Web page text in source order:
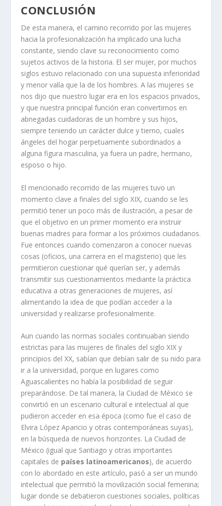
CONCLUSIÓN
De esta manera, el camino recorrido por las mujeres
hacia la profesionalización ha implicado una lucha
constante, siendo clave su reconocimiento como
sujetos activos de la historia. El ser mujer, por muchos
siglos estuvo relacionado con una supuesta inferioridad
y menor valía que la de los hombres. A las mujeres se
nos dijo que nuestro lugar era en los espacios privados,
y que nuestra principal función eran convertirnos en
abnegadas cuidadoras de un hombre y sus hijos,
siempre teniendo un carácter dulce y tierno, cuales
ángeles del hogar perpetuamente subordinados a
alguna figura masculina, ya fuera un padre, hermano,
esposo o hijo.
El mencionado recorrido de las mujeres tuvo un
momento clave a finales del siglo XIX, cuando se les
permitió tener un poco más de ilustración, a pesar de
que el objetivo en un primer momento era instruir
buenas madres para formar a los próximos ciudadanos.
Fue entonces cuando comenzaron a conocer nuevas
cosas (oficios, una carrera en el magisterio) que les
permitieron cuestionar qué querían ser, y además
transmitir sus cuestionamientos mediante la práctica
educativa a otras generaciones de mujeres, así
alimentando la idea de que podían acceder a la
universidad y realizarse profesionalmente.
Aun cuando las normas sociales continuaban siendo
estrictas para las mujeres de finales del siglo XIX y
principios del XX, sabían que debían salir de su nido para
ir a la universidad, porque en lugares como
Aguascalientes no había la posibilidad de seguir
preparándose. De tal manera, la Ciudad de México se
convirtió en un escenario cultural e intelectual al que
pudieron acceder en esa época (como fue el caso de
Elvira López Aparicio y otras contemporáneas suyas),
en la búsqueda de nuevos horizontes. La Ciudad de
México (igual que Santiago y otras importantes
capitales de países latinoamericanos), de acuerdo
con lo abordado en este artículo, pasó a ser un mundo
intelectual que permitió la movilización social femenina;
lugar donde se debatieron cuestiones sociales, políticas